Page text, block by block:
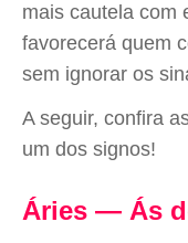
mais cautela com
favorecerá quem
sem ignorar os
A seguir, confira
um dos signos!
Áries — Ás